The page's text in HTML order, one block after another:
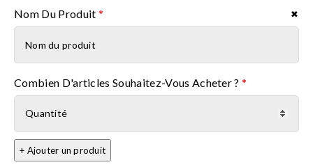
Nom Du Produit *
Nom du produit
Combien D'articles Souhaitez-Vous Acheter ?*
✖
+ Ajouter un produit